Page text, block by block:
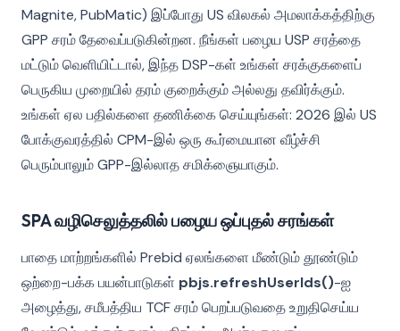
Magnite, PubMatic) இப்போது US விலகல் அமலாக்கத்திற்கு
GPP சரம் தேவைப்படுகின்றன. நீங்கள் பழைய USP சரத்தை
மட்டும் வெளியிட்டால், இந்த DSP-கள் உங்கள் சரக்குகளைப்
பெருகிய முறையில் தரம் குறைக்கும் அல்லது தவிர்க்கும்.
உங்கள் ஏல பதில்களை தணிக்கை செய்யுங்கள்: 2026 இல் US
போக்குவரத்தில் CPM-இல் ஒரு கூர்மையான வீழ்ச்சி
பெரும்பாலும் GPP-இல்லாத சமிக்ஞையாகும்.
SPA வழிசெலுத்தலில் பழைய ஒப்புதல் சரங்கள்
பாதை மாற்றங்களில் Prebid ஏலங்களை மீண்டும் தூண்டும்
ஒற்றை-பக்க பயன்பாடுகள் pbjs.refreshUserIds()-ஐ
அழைத்து, சமீபத்திய TCF சரம் பெறப்படுவதை உறுதிசெய்ய